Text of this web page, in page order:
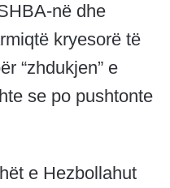
në dhe
kryesorë të
“zhdukjen” e
se po pushtonte
e Hezbollahut